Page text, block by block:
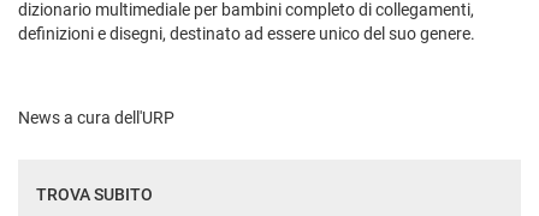
dizionario multimediale per bambini completo di collegamenti,
definizioni e disegni, destinato ad essere unico del suo genere.
News a cura dell'URP
TROVA SUBITO